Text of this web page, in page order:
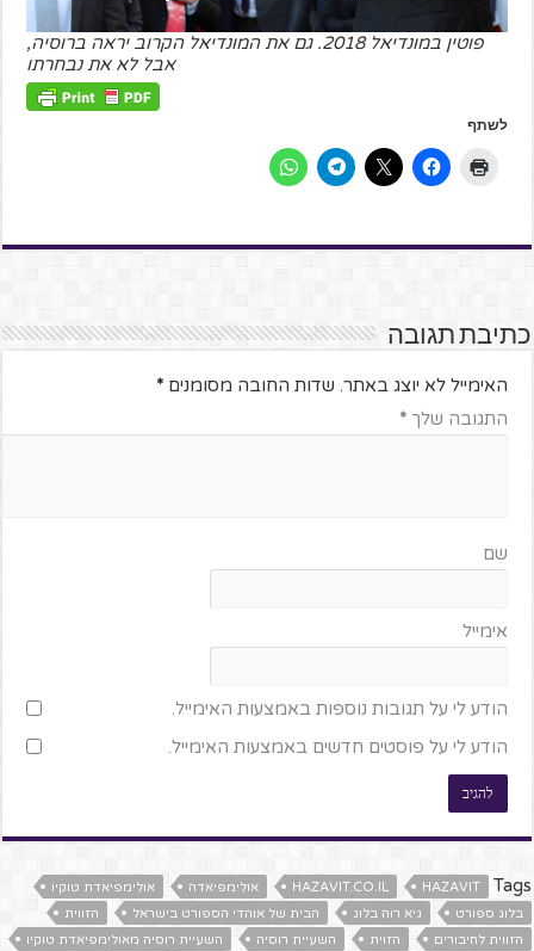
פוטין במונדיאל 2018. גם את המונדיאל הקרוב יראה ברוסיה,
אבל לא את נבחרתו
לשתף
כתיבת תגובה
האימייל לא יוצג באתר. שדות החובה מסומנים*
התגובה שלך*
שם
אימייל
הודע לי על תגובות נוספות באמצעות האימייל.
הודע לי על פוסטים חדשים באמצעות האימייל.
Tags
HAZAVIT
HAZAVIT.CO.IL אולימפיאדה
אולימפיאדת טוקיו
בלוג ספורט
גיא רוה בלוג הבית של אוהדי הספורט בישראל
הזווית
הזווית לחיבורים
הזוית השעיית רוסיה
השעיית רוסיה מאולימפיאדת טוקיו